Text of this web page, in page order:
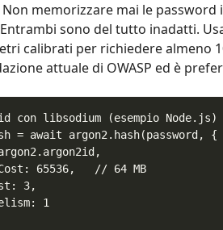
Non memorizzare mai le password
sono del tutto inadatti.
calibrati per richiedere almeno
attuale di OWASP ed è